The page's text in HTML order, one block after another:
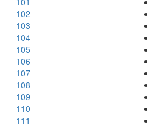
102
103
104
105
106
107
108
109
110
111